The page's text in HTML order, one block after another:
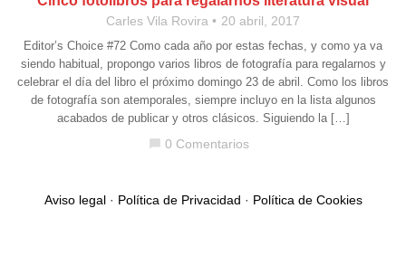
Carles Vila Rovira 20 abril, 2017
Editor’s Choice #72 Como cada año por estas fechas, y como ya va
siendo habitual, propongo varios libros de fotografía para regalarnos y
celebrar el día del libro el próximo domingo 23 de abril. Como los libros
de fotografía son atemporales, siempre incluyo en la lista algunos
acabados de publicar y otros clásicos. Siguiendo la […]
0 Comentarios
Aviso legal· Política de Privacidad · Política de Cookies